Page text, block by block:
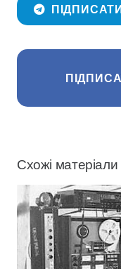
Схожі матеріали